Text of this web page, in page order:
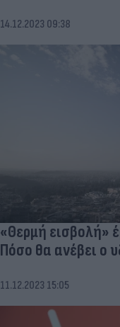
14.12.2023 09:38
«Θερμή εισβολή»
Πόσο θα ανέβει ο
11.12.2023 15:05